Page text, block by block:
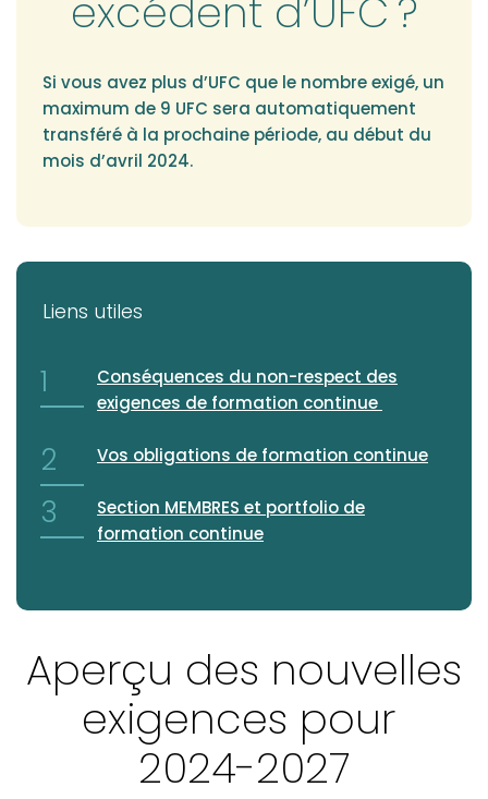
excédent d’UFC ?
Si vous avez plus d’UFC que le nombre exigé, un
maximum de 9 UFC sera automatiquement
transféré à la prochaine période, au début du
mois d’avril 2024.
Liens utiles
Conséquences du non-respect des
exigences de formation continue
Vos obligations de formation continue
Section MEMBRES et portfolio de
formation continue
Aperçu des nouvelles
exigences pour
2024-2027